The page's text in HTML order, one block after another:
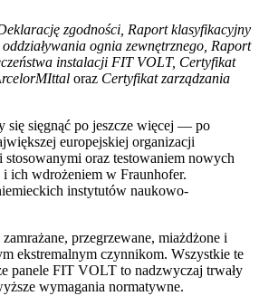
zgodności, Raport klasyfikacyjny
ognia zewnętrznego, Raport
instalacji FIT VOLT, Certyfikat
oraz Certyfikat zarządzania
się sięgnąć po jeszcze więcej — po
europejskiej organizacji
stosowanymi oraz testowaniem nowych
ich wdrożeniem w Fraunhofer.
instytutów naukowo-
przegrzewane, miażdżone i
ekstremalnym czynnikom. Wszystkie te
panele FIT VOLT to nadzwyczaj trwały
wymagania normatywne.